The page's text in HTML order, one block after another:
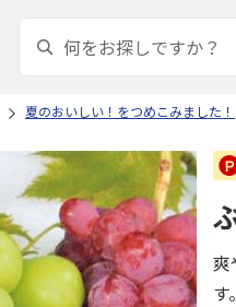
夏のおいしい！をつめこみました！
爽
す。